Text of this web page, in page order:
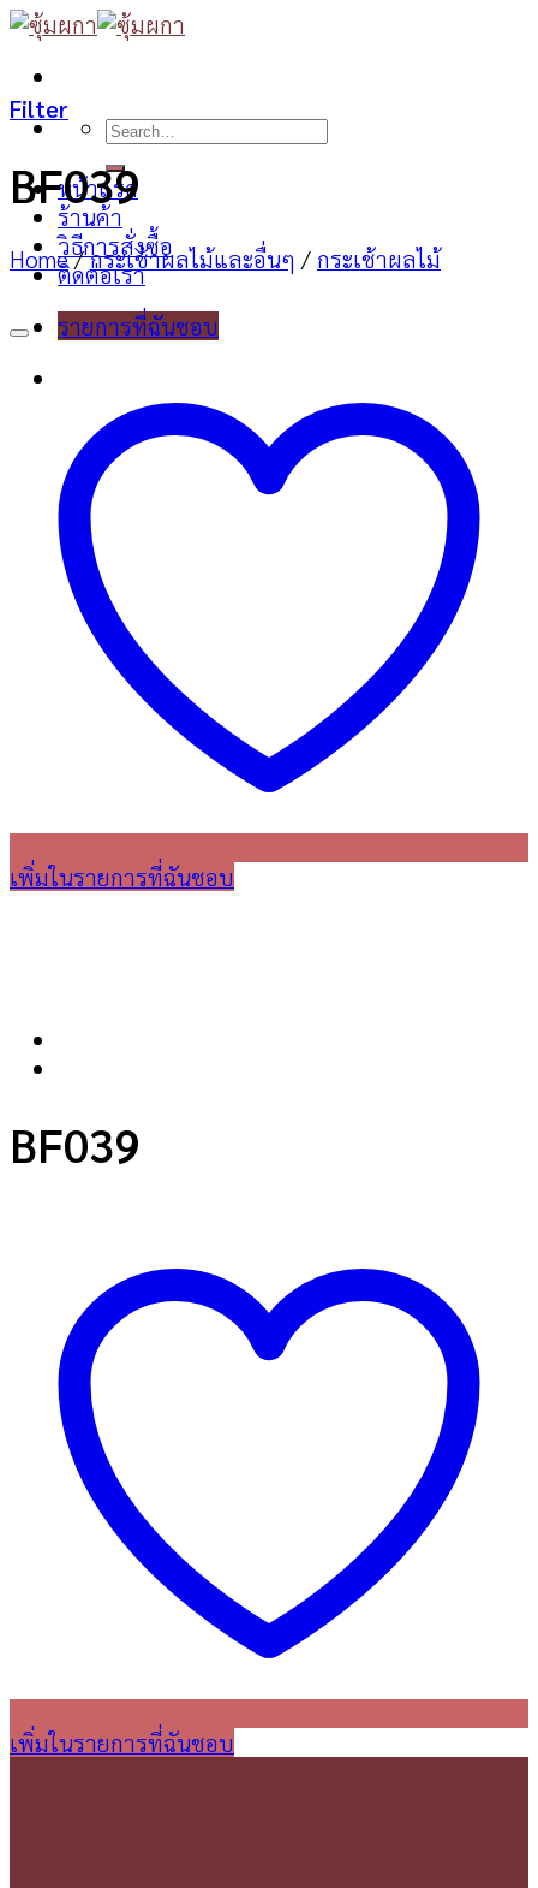
Skip
content
Search
หน้าแรก
ร้านค้า
วิธีการสั่งซื้อ
ติดต่อเรา
รายการที่ฉันชอบ
Filter
BF039
Home / กระเช้าผลไม้และอื่นๆ / กระเช้าผลไม้
เพิ่มในรายการที่ฉันชอบ
BF039
เพิ่มในรายการที่ฉันชอบ